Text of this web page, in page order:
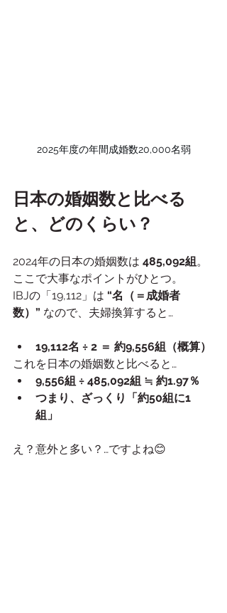
2025年度の年間成婚数20,000名弱
日本の婚姻数と比べる
と、どのくらい？
2024年の日本の婚姻数は 485,092組。
ここで大事なポイントがひとつ。
IBJの「19,112」は “名（＝成婚者
数）” なので、夫婦換算すると…
19,112名 ÷ 2 ＝ 約9,556組（概算）
これを日本の婚姻数と比べると…
9,556組 ÷ 485,092組 ≒ 約1.97％
つまり、ざっくり「約50組に1
組」
え？意外と多い？…ですよね😊